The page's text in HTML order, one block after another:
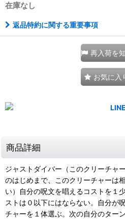
在庫なし
返品特約に関する重要事項
再入荷を
お気に入
商品詳細
ジャストダイバー（このクリーチャ
のはじめまで、このクリーチャーは
い）自分の呪文を唱えるコストを１
ストは０以下にはならない。自分が
チャーを１体選ぶ。次の自分のター